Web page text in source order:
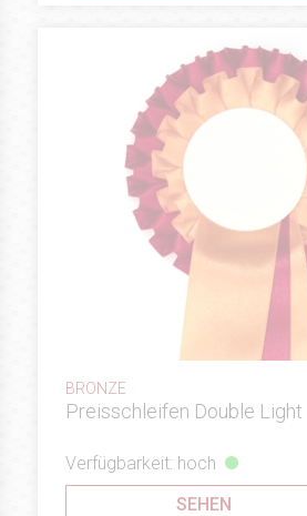
BRONZE
Preisschleifen Double Light
Verfügbarkeit: hoch
SEHEN